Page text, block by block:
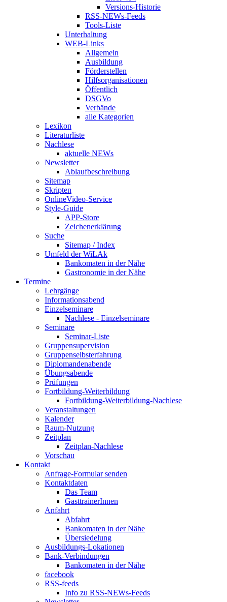
Versions-Historie
RSS-NEWs-Feeds
Tools-Liste
Unterhaltung
WEB-Links
Allgemein
Ausbildung
Förderstellen
Hilfsorganisationen
Öffentlich
DSGVo
Verbände
alle Kategorien
Lexikon
Literaturliste
Nachlese
aktuelle NEWs
Newsletter
Ablaufbeschreibung
Sitemap
Skripten
OnlineVideo-Service
Style-Guide
APP-Store
Zeichenerklärung
Suche
Sitemap / Index
Umfeld der WiLAk
Bankomaten in der Nähe
Gastronomie in der Nähe
Termine
Lehrgänge
Informationsabend
Einzelseminare
Nachlese - Einzelseminare
Seminare
Seminar-Liste
Gruppensupervision
Gruppenselbsterfahrung
Diplomandenabende
Übungsabende
Prüfungen
Fortbildung-Weiterbildung
Fortbildung-Weiterbildung-Nachlese
Veranstaltungen
Kalender
Raum-Nutzung
Zeitplan
Zeitplan-Nachlese
Vorschau
Kontakt
Anfrage-Formular senden
Kontaktdaten
Das Team
GasttrainerInnen
Anfahrt
Abfahrt
Bankomaten in der Nähe
Übersiedelung
Ausbildungs-Lokationen
Bank-Verbindungen
Bankomaten in der Nähe
facebook
RSS-feeds
Info zu RSS-NEWs-Feeds